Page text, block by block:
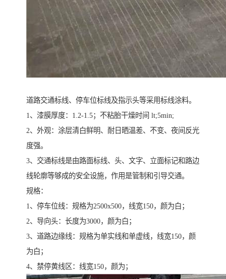
道路交通标线、停车位标线及指示头等采用标线涂料。
1、漆膜厚度：1.2-1.5；不粘胎干燥时间 lt;5min;
2、外观：涂层清白鲜明、耐日晒温差、不变、夜间反光
度强。
3、交通标线是由路面标线、头、文字、立面标记和路边
线轮廓等够成的安全设施，作用是管制和引导交通。
规格：
1、停车位线：规格为2500x500，线宽150，颜为白；
2、导向头：长度为3000，颜为白；
3、道路边缘线：规格为单实线和单虚线，线宽150，颜
为白；
4、禁停黄线区：线宽150，颜为；